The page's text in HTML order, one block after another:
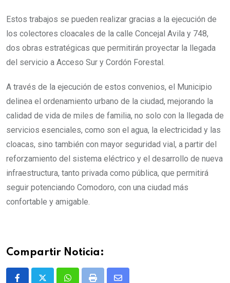
Estos trabajos se pueden realizar gracias a la ejecución de
los colectores cloacales de la calle Concejal Avila y 748,
dos obras estratégicas que permitirán proyectar la llegada
del servicio a Acceso Sur y Cordón Forestal.
A través de la ejecución de estos convenios, el Municipio
delinea el ordenamiento urbano de la ciudad, mejorando la
calidad de vida de miles de familia, no solo con la llegada de
servicios esenciales, como son el agua, la electricidad y las
cloacas, sino también con mayor seguridad vial, a partir del
reforzamiento del sistema eléctrico y el desarrollo de nueva
infraestructura, tanto privada como pública, que permitirá
seguir potenciando Comodoro, con una ciudad más
confortable y amigable.
Compartir Noticia: